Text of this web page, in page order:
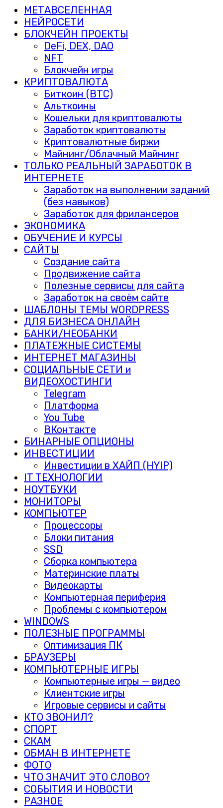
МЕТАВСЕЛЕННАЯ
НЕЙРОСЕТИ
БЛОКЧЕЙН ПРОЕКТЫ
DeFi, DEX, DAO
NFT
Блокчейн игры
КРИПТОВАЛЮТА
Биткоин (BTC)
Альткоины
Кошельки для криптовалюты
Заработок криптовалюты
Криптовалютные биржи
Майнинг/Облачный Майнинг
ТОЛЬКО РЕАЛЬНЫЙ ЗАРАБОТОК В
ИНТЕРНЕТЕ
Заработок на выполнении заданий
(без навыков)
Заработок для фрилансеров
ЭКОНОМИКА
ОБУЧЕНИЕ И КУРСЫ
САЙТЫ
Создание сайта
Продвижение сайта
Полезные сервисы для сайта
Заработок на своём сайте
ШАБЛОНЫ ТЕМЫ WORDPRESS
ДЛЯ БИЗНЕСА ОНЛАЙН
БАНКИ/НЕОБАНКИ
ПЛАТЕЖНЫЕ СИСТЕМЫ
ИНТЕРНЕТ МАГАЗИНЫ
СОЦИАЛЬНЫЕ СЕТИ и
ВИДЕОХОСТИНГИ
Telegram
Платформа
You Tube
ВКонтакте
БИНАРНЫЕ ОПЦИОНЫ
ИНВЕСТИЦИИ
Инвестиции в ХАЙП (HYIP)
IT ТЕХНОЛОГИИ
НОУТБУКИ
МОНИТОРЫ
КОМПЬЮТЕР
Процессоры
Блоки питания
SSD
Сборка компьютера
Материнские платы
Видеокарты
Компьютерная периферия
Проблемы с компьютером
WINDOWS
ПОЛЕЗНЫЕ ПРОГРАММЫ
Оптимизация ПК
БРАУЗЕРЫ
КОМПЬЮТЕРНЫЕ ИГРЫ
Компьютерные игры — видео
Клиентские игры
Игровые сервисы и сайты
КТО ЗВОНИЛ?
СПОРТ
СКАМ
ОБМАН В ИНТЕРНЕТЕ
ФОТО
ЧТО ЗНАЧИТ ЭТО СЛОВО?
СОБЫТИЯ И НОВОСТИ
РАЗНОЕ